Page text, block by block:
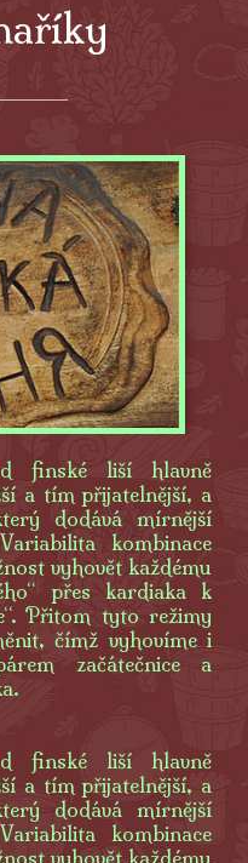
finské liší hlavně
a tím přijatelnější, a
dodává mírnější
kombinace
vyhovět každému
přes kardiaka k
Přitom tyto režimy
čímž vyhovíme i
začátečnice a
finské liší hlavně
a tím přijatelnější, a
dodává mírnější
kombinace
vyhovět každému